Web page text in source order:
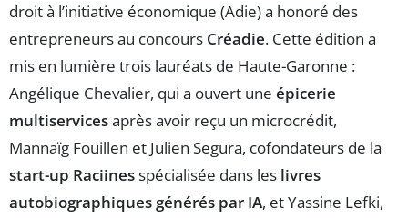
droit à l’initiative économique (Adie) a honoré des
entrepreneurs au concours Créadie. Cette édition a
mis en lumière trois lauréats de Haute-Garonne :
Angélique Chevalier, qui a ouvert une épicerie
multiservicesaprès avoir reçu un microcrédit,
Mannaïg Fouillen et Julien Segura, cofondateurs de la
start-up Raciinesspécialisée dans les livres
autobiographiques générés par IA, et Yassine Lefki,